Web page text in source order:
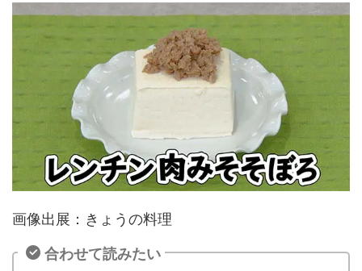
画像出展：きょうの料理
合わせて読みたい